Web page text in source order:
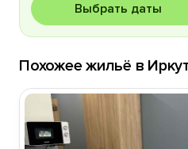
Выбрать даты
Похожее жильё в